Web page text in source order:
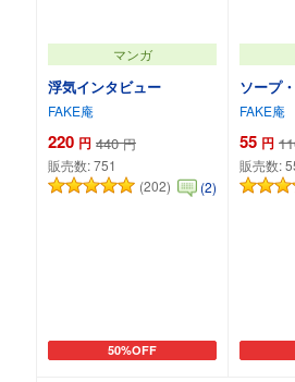
マンガ
浮気インタビュー
FAKE庵
220 円 440 円
販売数:751
(202)
(2)
50%OFF
カートに追加
ソープ
FAKE庵
55 円
販売数: